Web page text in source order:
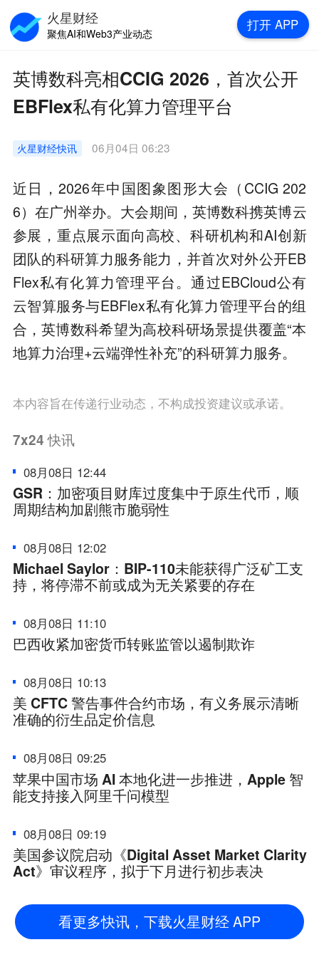
英博数科亮相CCIG 2026，首次公开
EBFlex私有化算力管理平台
火星财经快讯 06月04日 06:23
近日，2026年中国图象图形大会（CCIG 202
6）在广州举办。大会期间，英博数科携英博云
参展，重点展示面向高校、科研机构和AI创新
团队的科研算力服务能力，并首次对外公开EB
Flex私有化算力管理平台。通过EBCloud公有
云智算服务与EBFlex私有化算力管理平台的组
合，英博数科希望为高校科研场景提供覆盖“本
地算力治理+云端弹性补充”的科研算力服务。
本内容旨在传递行业动态，不构成投资建议或承诺。
7x24快讯
08月08日 12:44
GSR：加密项目财库过度集中于原生代币，顺
周期结构加剧熊市脆弱性
08月08日 12:02
Michael Saylor：BIP-110未能获得广泛矿工支
持，将停滞不前或成为无关紧要的存在
08月08日 11:10
巴西收紧加密货币转账监管以遏制欺诈
08月08日 10:13
美 CFTC 警告事件合约市场，有义务展示清晰
准确的衍生品定价信息
08月08日 09:25
苹果中国市场 AI 本地化进一步推进，Apple 智
能支持接入阿里千问模型
08月08日 09:19
美国参议院启动《Digital Asset Market Clarity
Act》审议程序，拟于下月进行初步表决
看更多快讯，下载火星财经 APP
火星财经
聚焦AI和Web3产业动态
打开 APP